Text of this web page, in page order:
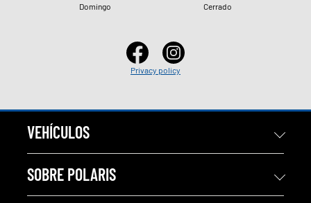
Domingo
Cerrado
Privacy policy
VEHÍCULOS
SOBRE POLARIS